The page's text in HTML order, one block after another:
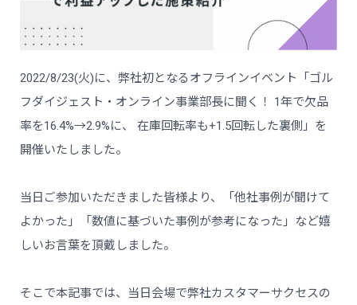
2022/8/23(火)に、弊社初となるオフラインイベント「ゴル
フダイジェスト・オンライン事業部長に聞く！ 1年で欠品
率を16.4%→2.9%に、 在庫回転率も+1.5回転した裏側」を
開催いたしました。
当日ご参加いただきました皆様より、「他社事例が聞けて
よかった」「数値に基づいた事例が参考になった」など嬉
しいお言葉を頂戴しました。
そこで本記事では、当日会場で弊社カスタマーサクセスの